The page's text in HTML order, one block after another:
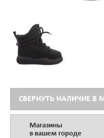
СВЕРНУТЬ НАЛИЧИЕ В
Магазины
в вашем городе